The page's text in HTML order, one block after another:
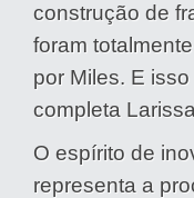
construção de
foram
por Miles. E
completa
O espírito de
representa a